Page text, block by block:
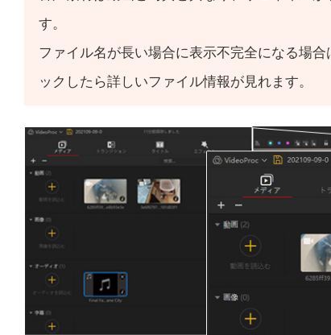
す。
ファイル名が長い場合に表示不完全になる場
ックしたら詳しいファイル情報が見れます。